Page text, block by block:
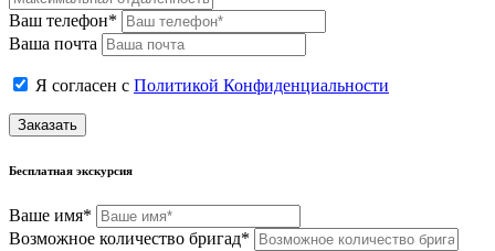
Ваш телефон*
Ваша почта
Я согласен с Политикой Конфиденциальности
Заказать
Бесплатная экскурсия
Ваше имя*
Возможное количество бригад*